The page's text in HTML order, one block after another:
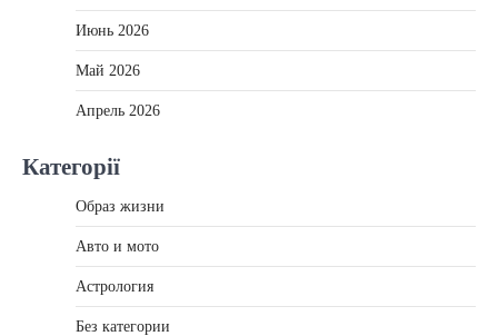
Июнь 2026
Май 2026
Апрель 2026
Категорії
Образ жизни
Авто и мото
Астрология
Без категории